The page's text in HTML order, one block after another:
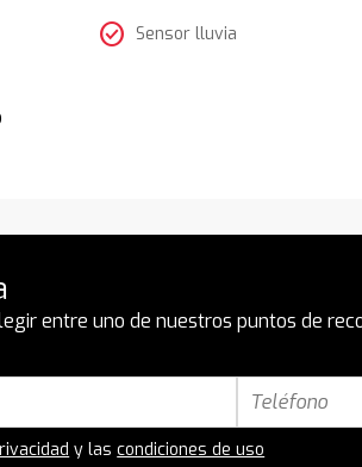
check_circle Sensor lluvia
entre uno de nuestros puntos de
y lascondiciones de uso